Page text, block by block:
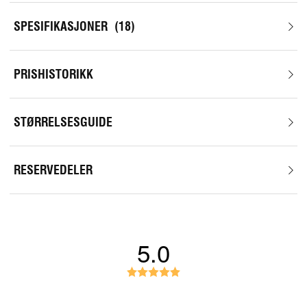
SPESIFIKASJONER 18
PRISHISTORIKK
STØRRELSESGUIDE
RESERVEDELER
5.0